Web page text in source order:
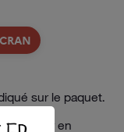
sur le paquet.
couper en